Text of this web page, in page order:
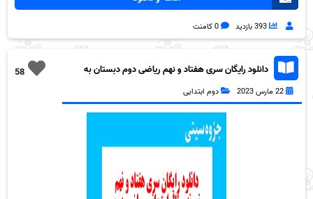
393 بازدید 0 کامنت
58
دانلود رایگان سری هفتاد و نهم ریاضی دوم دبستان به
22 مارس 2023 دوم ابتدایی